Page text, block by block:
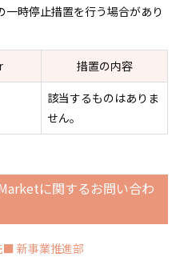
時停止措置を行う場合があり
措置の内容
該当するものはありま
せん。
に関するお問い合わ
新事業推進部